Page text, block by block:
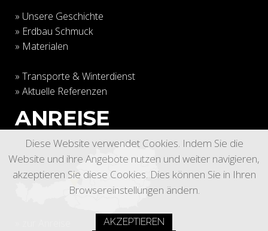
» Unsere Geschichte
» Erdbau Schmuck
» Materialen
» Transporte & Winterdienst
» Aktuelle Referenzen
ANREISE
Diese Website verwendet Cookies. Indem Sie die
Website und ihre Angebote nutzen und weiter navigieren,
akzeptieren Sie diese Cookies. Dies können Sie in Ihren
Browsereinstellungen ändern.
AKZEPTIEREN